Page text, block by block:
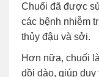
Chuối đã được
các bệnh nhiễm
thủy đậu và sởi.
Hơn nữa, chuối
dồi dào, giúp duy